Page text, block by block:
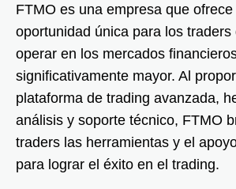
FTMO es una empresa que ofrece
oportunidad única para los traders
operar en los mercados
significativamente mayor. Al
plataforma de trading avanzada,
análisis y soporte técnico, FTMO
traders las herramientas y el
para lograr el éxito en el trading.